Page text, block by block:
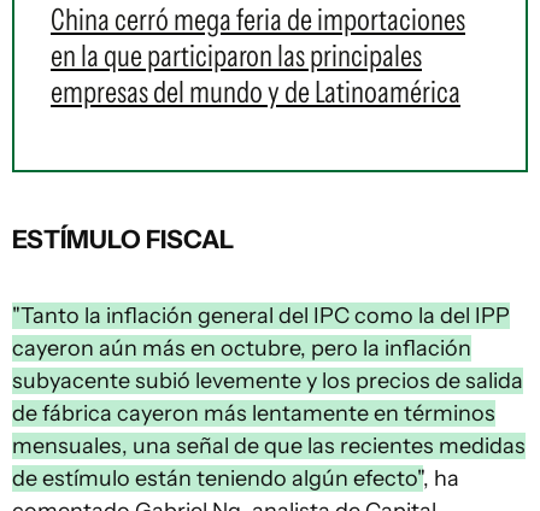
China cerró mega feria de importaciones
en la que participaron las principales
empresas del mundo y de Latinoamérica
ESTÍMULO FISCAL
"Tanto la inflación general del IPC como la del IPP
cayeron aún más en octubre, pero la inflación
subyacente subió levemente y los precios de salida
de fábrica cayeron más lentamente en términos
mensuales, una señal de que las recientes medidas
de estímulo están teniendo algún efecto", ha